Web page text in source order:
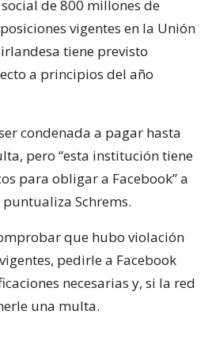
de 800 millones de
vigentes en la Unión
tiene previsto
a principios del año
condenada a pagar hasta
pero “esta institución tiene
para obligar a Facebook” a
Schrems.
que hubo violación
pedirle a Facebook
necesarias y, si la red
una multa.